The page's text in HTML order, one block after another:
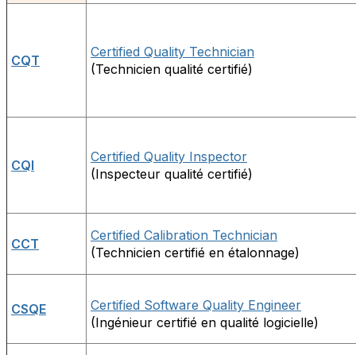
CQT
Certified Quality Technician
(Technicien qualité certifié)
CQI
Certified Quality Inspector
(Inspecteur qualité certifié)
CCT
Certified Calibration Technician
(Technicien certifié en étalonnage)
CSQE
Certified Software Quality Engineer
(Ingénieur certifié en qualité logicielle)